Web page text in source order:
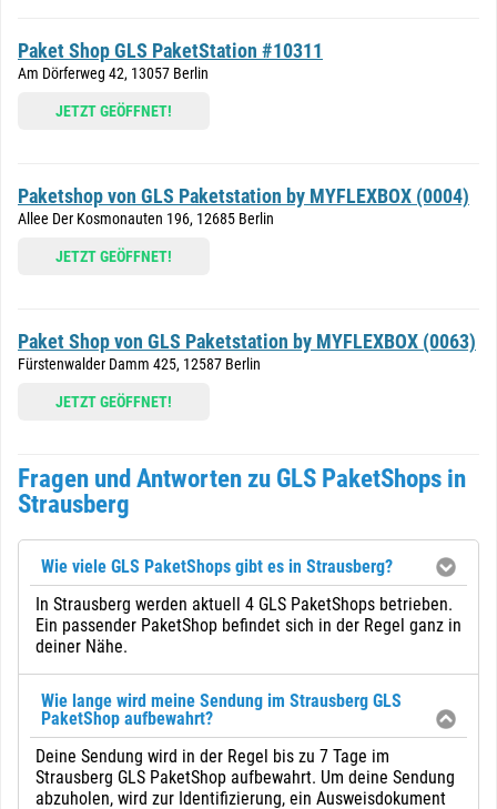
Paket Shop GLS PaketStation #10311
Am Dörferweg 42, 13057 Berlin
JETZT GEÖFFNET!
Paketshop von GLS Paketstation by MYFLEXBOX (0004)
Allee Der Kosmonauten 196, 12685 Berlin
JETZT GEÖFFNET!
Paket Shop von GLS Paketstation by MYFLEXBOX (0063)
Fürstenwalder Damm 425, 12587 Berlin
JETZT GEÖFFNET!
Fragen und Antworten zu GLS PaketShops in
Strausberg
Wie viele GLS PaketShops gibt es in Strausberg?
In Strausberg werden aktuell 4 GLS PaketShops betrieben.
Ein passender PaketShop befindet sich in der Regel ganz in
deiner Nähe.
Wie lange wird meine Sendung im Strausberg GLS
PaketShop aufbewahrt?
Deine Sendung wird in der Regel bis zu 7 Tage im
Strausberg GLS PaketShop aufbewahrt. Um deine Sendung
abzuholen, wird zur Identifizierung, ein Ausweisdokument